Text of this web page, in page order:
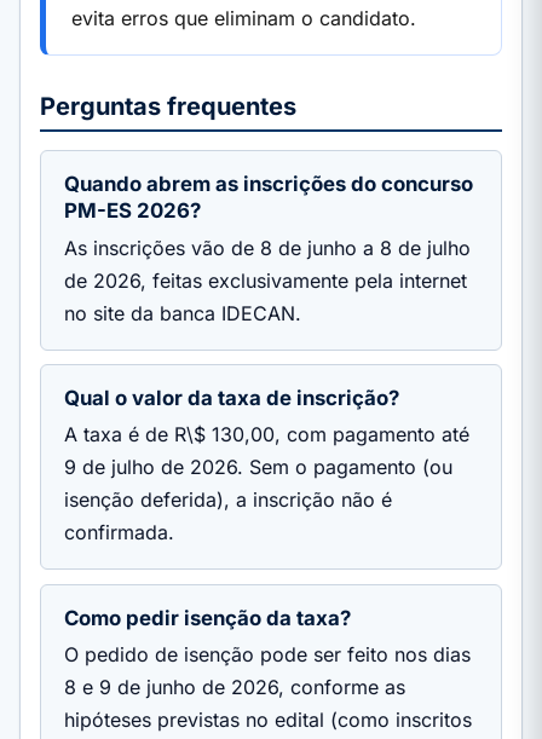
evita erros que eliminam o candidato.
Perguntas frequentes
Quando abrem as inscrições do concurso
PM-ES 2026?
As inscrições vão de 8 de junho a 8 de julho
de 2026, feitas exclusivamente pela internet
no site da banca IDECAN.
Qual o valor da taxa de inscrição?
A taxa é de R\$ 130,00, com pagamento até
9 de julho de 2026. Sem o pagamento (ou
isenção deferida), a inscrição não é
confirmada.
Como pedir isenção da taxa?
O pedido de isenção pode ser feito nos dias
8 e 9 de junho de 2026, conforme as
hipóteses previstas no edital (como inscritos